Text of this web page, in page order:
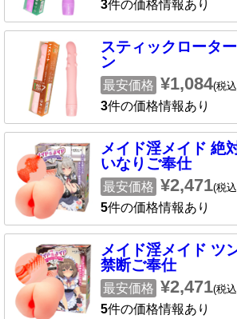
3件の価格情報あり
スティックロータ
ン
最安価格 ¥1,084(税
3件の価格情報あり
メイド淫メイド 絶
いなりご奉仕
最安価格 ¥2,471(税
5件の価格情報あり
メイド淫メイド ツ
禁断ご奉仕
最安価格 ¥2,471(税
5件の価格情報あり